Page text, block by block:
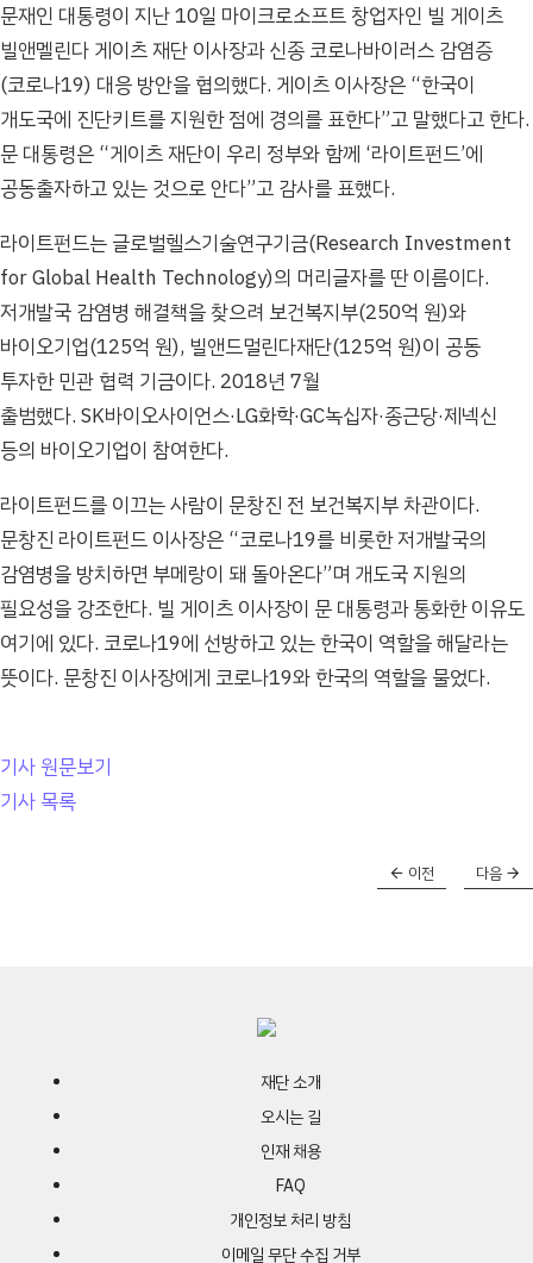
문재인 대통령이 지난 10일 마이크로소프트 창업자인 빌 게이츠
빌앤멜린다 게이츠 재단 이사장과 신종 코로나바이러스 감염증
(코로나19) 대응 방안을 협의했다. 게이츠 이사장은 “한국이
개도국에 진단키트를 지원한 점에 경의를 표한다”고 말했다고 한다.
문 대통령은 “게이츠 재단이 우리 정부와 함께 ‘라이트펀드’에
공동출자하고 있는 것으로 안다”고 감사를 표했다.
라이트펀드는 글로벌헬스기술연구기금(Research Investment
for Global Health Technology)의 머리글자를 딴 이름이다.
저개발국 감염병 해결책을 찾으려 보건복지부(250억 원)와
바이오기업(125억 원), 빌앤드멀린다재단(125억 원)이 공동
투자한 민관 협력 기금이다. 2018년 7월
출범했다. SK바이오사이언스·LG화학·GC녹십자·종근당·제넥신
등의 바이오기업이 참여한다.
라이트펀드를 이끄는 사람이 문창진 전 보건복지부 차관이다.
문창진 라이트펀드 이사장은 “코로나19를 비롯한 저개발국의
감염병을 방치하면 부메랑이 돼 돌아온다”며 개도국 지원의
필요성을 강조한다. 빌 게이츠 이사장이 문 대통령과 통화한 이유도
여기에 있다. 코로나19에 선방하고 있는 한국이 역할을 해달라는
뜻이다. 문창진 이사장에게 코로나19와 한국의 역할을 물었다.
기사 원문보기
기사 목록
이전 다음
재단 소개
오시는 길
인재 채용
FAQ
개인정보 처리 방침
이메일 무단 수집 거부